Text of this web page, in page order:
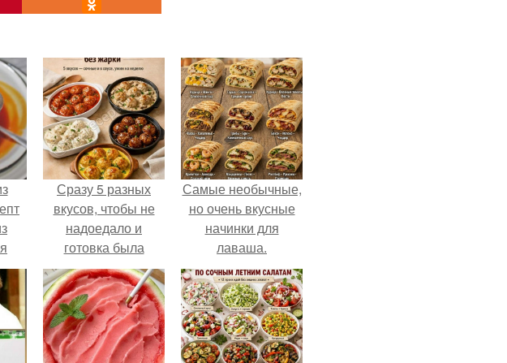
Сразу 5 разных
вкусов, чтобы не
надоедало и
готовка была
проще.
Самые необычные,
но очень вкусные
начинки для
лаваша.